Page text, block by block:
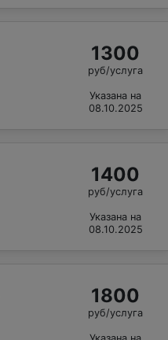
1300
руб/услуга
Указана на
08.10.2025
1400
руб/услуга
Указана на
08.10.2025
1800
руб/услуга